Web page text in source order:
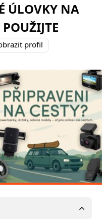
ÚLOVKY NA
profil